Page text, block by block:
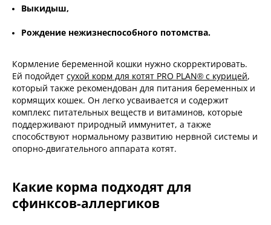
Выкидыш,
Рождение нежизнеспособного потомства.
Кормление беременной кошки нужно скорректировать.
Ей подойдет сухой корм для котят PRO PLAN® с курицей,
который также рекомендован для питания беременных и
кормящих кошек. Он легко усваивается и содержит
комплекс питательных веществ и витаминов, которые
поддерживают природный иммунитет, а также
способствуют нормальному развитию нервной системы и
опорно-двигательного аппарата котят.
Какие корма подходят для
сфинксов-аллергиков